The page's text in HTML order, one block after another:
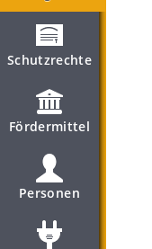
Schutzrechte
Fördermittel
Personen